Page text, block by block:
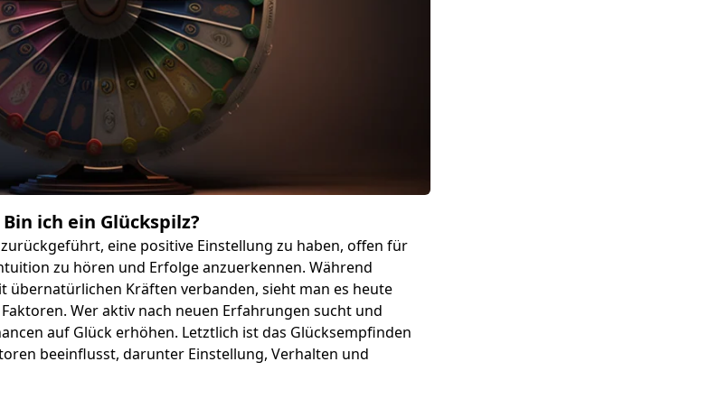
Bin ich ein Glückspilz?
eine positive Einstellung zu haben, offen für
zu hören und Erfolge anzuerkennen. Während
übernatürlichen Kräften verbanden, sieht man es heute
Wer aktiv nach neuen Erfahrungen sucht und
auf Glück erhöhen. Letztlich ist das Glücksempfinden
beeinflusst, darunter Einstellung, Verhalten und